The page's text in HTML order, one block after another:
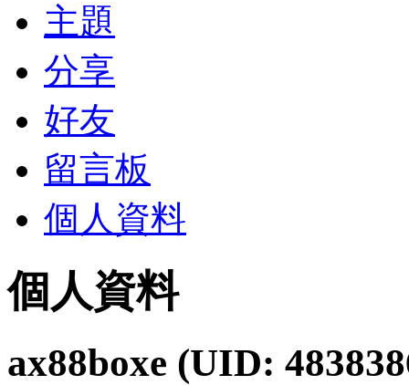
主題
分享
好友
留言板
個人資料
個人資料
ax88boxe (UID: